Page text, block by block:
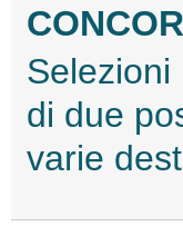
di due
varie